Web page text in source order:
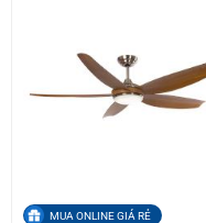
MUA ONLINE GIÁ RẺ